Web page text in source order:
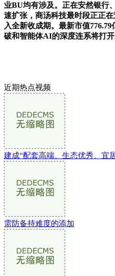
业BU均有涉及。正在安然银行
速扩张，商汤科技最时段正正
入全新收成期。最新市值
破和智能体AI的深度连系将打开
近期热点视频
建成“配套高端、生态优秀、宜
需防备持难度的添加